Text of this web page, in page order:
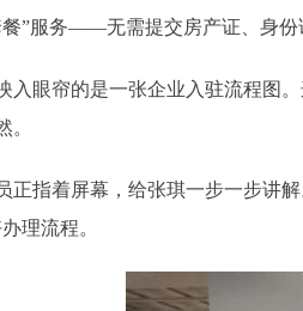
”服务——无需提交房产证、身
眼帘的是一张企业入驻流程图。
。
着屏幕，给张琪一步一步讲解
理流程。